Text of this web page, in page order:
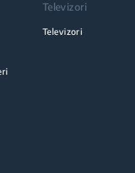
Televizori
Televizori